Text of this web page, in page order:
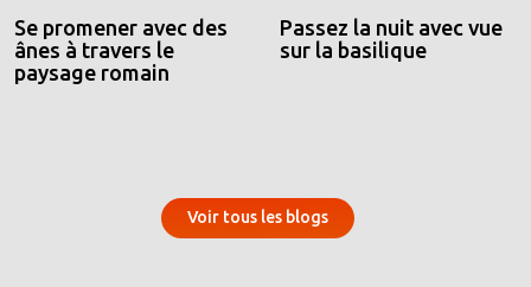
Se promener avec des
ânes à travers le
paysage romain
Passez la nuit avec vue
sur la basilique
Voir tous les blogs